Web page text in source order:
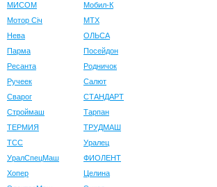
МИСОМ
Мобил-К
Мотор Сiч
МТХ
Нева
ОЛЬСА
Парма
Посейдон
Ресанта
Родничок
Ручеек
Салют
Сварог
СТАНДАРТ
Строймаш
Тарпан
ТЕРМИЯ
ТРУДМАШ
ТСС
Уралец
УралСпецМаш
ФИОЛЕНТ
Хопер
Целина